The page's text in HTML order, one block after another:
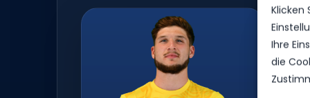
Klicken
Ihre
die